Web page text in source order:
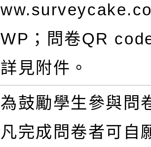
WP；問卷QR
詳見附件。
為鼓勵學生參與問
凡完成問卷者可自